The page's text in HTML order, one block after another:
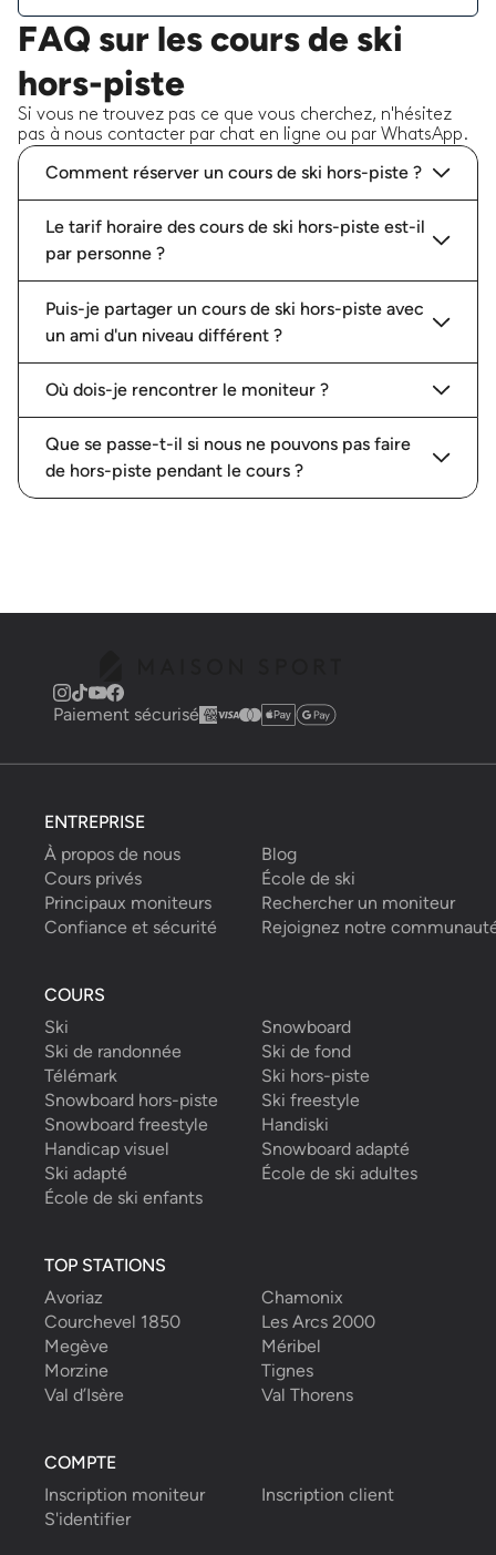
FAQ sur les cours de ski
hors-piste
Si vous ne trouvez pas ce que vous cherchez, n'hésitez
pas à nous contacter par chat en ligne ou par WhatsApp.
Comment réserver un cours de ski hors-piste ?
Le tarif horaire des cours de ski hors-piste est-il
par personne ?
Puis-je partager un cours de ski hors-piste avec
un ami d'un niveau différent ?
Où dois-je rencontrer le moniteur ?
Que se passe-t-il si nous ne pouvons pas faire
de hors-piste pendant le cours ?
Paiement sécurisé
ENTREPRISE
À propos de nous
Blog
Cours privés
École de ski
Principaux moniteurs
Rechercher un moniteur
Confiance et sécurité
Rejoignez notre
COURS
Ski
Snowboard
Ski de randonnée
Ski de fond
Télémark
Ski hors-piste
Snowboard hors-piste
Ski freestyle
Snowboard freestyle
Handiski
Handicap visuel
Snowboard adapté
Ski adapté
École de ski adultes
École de ski enfants
TOP STATIONS
Avoriaz
Chamonix
Courchevel 1850
Les Arcs 2000
Megève
Méribel
Morzine
Tignes
Val d’Isère
Val Thorens
COMPTE
Inscription moniteur
Inscription client
S'identifier